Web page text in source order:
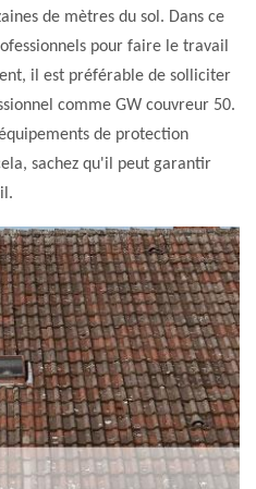
de mètres du sol. Dans ce
pour faire le travail
il est préférable de solliciter
comme GW couvreur 50.
de protection
sachez qu'il peut garantir